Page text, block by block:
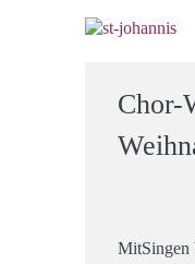
Chor-
MitSingen